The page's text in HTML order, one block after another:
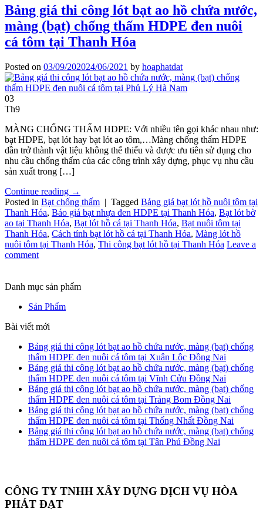
Bảng giá thi công lót bạt ao hồ chứa nước,
màng (bạt) chống thấm HDPE đen nuôi
cá tôm tại Thanh Hóa
Posted on 03/09/202024/06/2021 by hoaphatdat
03
Th9
MÀNG CHỐNG THẤM HDPE: Với nhiều tên gọi khác nhau như:
bạt HDPE, bạt lót hay bạt lót ao tôm,…Màng chống thấm HDPE
dần trở thành vật liệu không thể thiếu và được ưu tiên sử dụng cho
nhu cầu chống thấm của các công trình xây dựng, phục vụ nhu cầu
sản xuất trong […]
Continue reading →
Posted in Bạt chống thấm | Tagged Bảng giá bạt lót hồ nuôi tôm tại
Thanh Hóa, Báo giá bạt nhựa đen HDPE tại Thanh Hóa, Bạt lót bờ
ao tại Thanh Hóa, Bạt lót hồ cá tại Thanh Hóa, Bạt nuôi tôm tại
Thanh Hóa, Cách tính bạt lót hồ cá tại Thanh Hóa, Màng lót hồ
nuôi tôm tại Thanh Hóa, Thi công bạt lót hồ tại Thanh Hóa Leave a
comment
Danh mục sản phẩm
Sản Phẩm
Bài viết mới
Bảng giá thi công lót bạt ao hồ chứa nước, màng (bạt) chống
thấm HDPE đen nuôi cá tôm tại Xuân Lộc Đồng Nai
Bảng giá thi công lót bạt ao hồ chứa nước, màng (bạt) chống
thấm HDPE đen nuôi cá tôm tại Vĩnh Cửu Đồng Nai
Bảng giá thi công lót bạt ao hồ chứa nước, màng (bạt) chống
thấm HDPE đen nuôi cá tôm tại Trảng Bom Đồng Nai
Bảng giá thi công lót bạt ao hồ chứa nước, màng (bạt) chống
thấm HDPE đen nuôi cá tôm tại Thống Nhất Đồng Nai
Bảng giá thi công lót bạt ao hồ chứa nước, màng (bạt) chống
thấm HDPE đen nuôi cá tôm tại Tân Phú Đồng Nai
CÔNG TY TNHH XÂY DỰNG DỊCH VỤ HÒA
PHÁT ĐẠT